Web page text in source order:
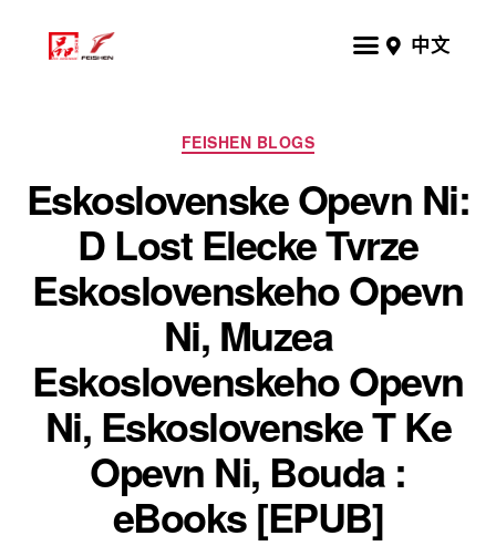
中文
FEISHEN BLOGS
Eskoslovenske Opevn Ni:
D Lost Elecke Tvrze
Eskoslovenskeho Opevn
Ni, Muzea
Eskoslovenskeho Opevn
Ni, Eskoslovenske T Ke
Opevn Ni, Bouda :
eBooks [EPUB]